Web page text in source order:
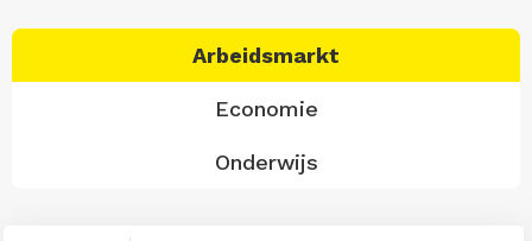
Arbeidsmarkt
Economie
Onderwijs